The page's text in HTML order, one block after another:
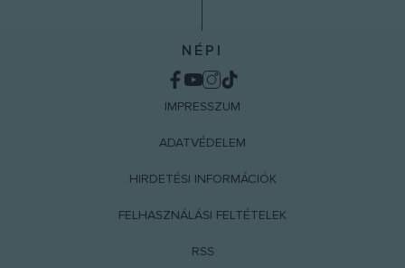
related to personalization.
I want to allow Google to enable storage
related to security, including authentication
NÉPI
IMPRESSZUM
ADATVÉDELEM
HIRDETÉSI INFORMÁCIÓK
FELHASZNÁLÁSI FELTÉTELEK
RSS